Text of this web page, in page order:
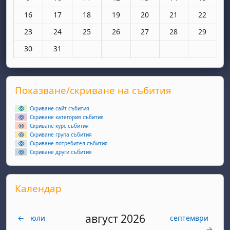
Няма събития, понеделник, 16 март
16 Няма събития, вторник, 17 март
17 Няма събития, сряда, 18 март
18 Няма събития, четвъртък, 19
19 Няма събития, петък, 20
20 Няма събития,
21 Няма
22
Няма събития, понеделник, 23 март
23 Няма събития, вторник, 24 март
24 Няма събития, сряда, 25 март
25 Няма събития, четвъртък, 26
26 Няма събития, петък, 27
27 Няма събития,
28 Няма
29
Няма събития, понеделник, 30 март
30 Няма събития, вторник, 31 март
31
Supplementary blocks
Прескочи Показване/скриване на събития
Показване/скриване на събития
Скриване сайт събития
Скриване категория събития
Скриване курс събития
Скриване група събития
Скриване потребител събития
Скриване други събития
Прескочи Календар
Календар
← юли август 2026
септември